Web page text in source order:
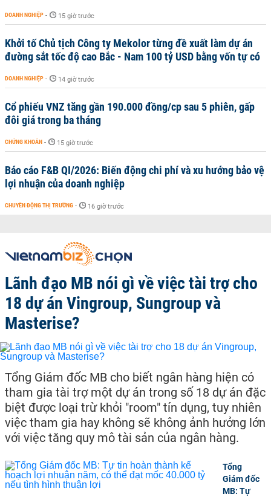
DOANH NGHIỆP - 15 giờ trước
Khởi tố Chủ tịch Công ty Mekolor từng đề xuất làm dự án
đường sắt tốc độ cao Bắc - Nam 100 tỷ USD bằng vốn tự có
DOANH NGHIỆP - 14 giờ trước
Cổ phiếu VNZ tăng gần 190.000 đồng/cp sau 5 phiên, gấp
đôi giá trong ba tháng
CHỨNG KHOÁN - 15 giờ trước
Báo cáo F&B QI/2026: Biến động chi phí và xu hướng bảo vệ
lợi nhuận của doanh nghiệp
CHUYỂN ĐỘNG THỊ TRƯỜNG - 16 giờ trước
Lãnh đạo MB nói gì về việc tài trợ cho
18 dự án Vingroup, Sungroup và
Masterise?
Tổng Giám đốc MB cho biết ngân hàng hiện có
tham gia tài trợ một dự án trong số 18 dự án đặc
biệt được loại trừ khỏi "room" tín dụng, tuy nhiên
việc tham gia hay không sẽ không ảnh hưởng lớn
với việc tăng quy mô tài sản của ngân hàng.
Tổng
Giám đốc
MB: Tự